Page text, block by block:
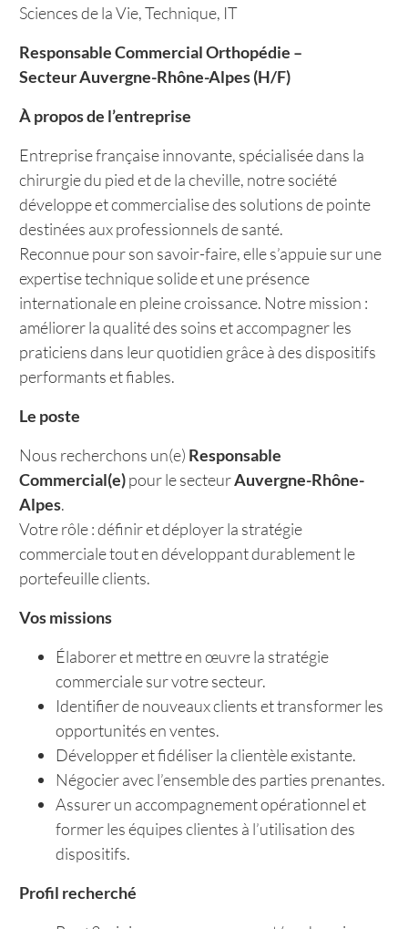
Sciences de la Vie, Technique, IT
Responsable Commercial Orthopédie –
Secteur Auvergne-Rhône-Alpes (H/F)
À propos de l’entreprise
Entreprise française innovante, spécialisée dans la
chirurgie du pied et de la cheville, notre société
développe et commercialise des solutions de pointe
destinées aux professionnels de santé.
Reconnue pour son savoir-faire, elle s’appuie sur une
expertise technique solide et une présence
internationale en pleine croissance. Notre mission :
améliorer la qualité des soins et accompagner les
praticiens dans leur quotidien grâce à des dispositifs
performants et fiables.
Le poste
Nous recherchons un(e) Responsable
Commercial(e)pour le secteurAuvergne-Rhône-
Alpes.
Votre rôle : définir et déployer la stratégie
commerciale tout en développant durablement le
portefeuille clients.
Vos missions
Élaborer et mettre en œuvre la stratégie
commerciale sur votre secteur.
Identifier de nouveaux clients et transformer les
opportunités en ventes.
Développer et fidéliser la clientèle existante.
Négocier avec l’ensemble des parties prenantes.
Assurer un accompagnement opérationnel et
former les équipes clientes à l’utilisation des
dispositifs.
Profil recherché